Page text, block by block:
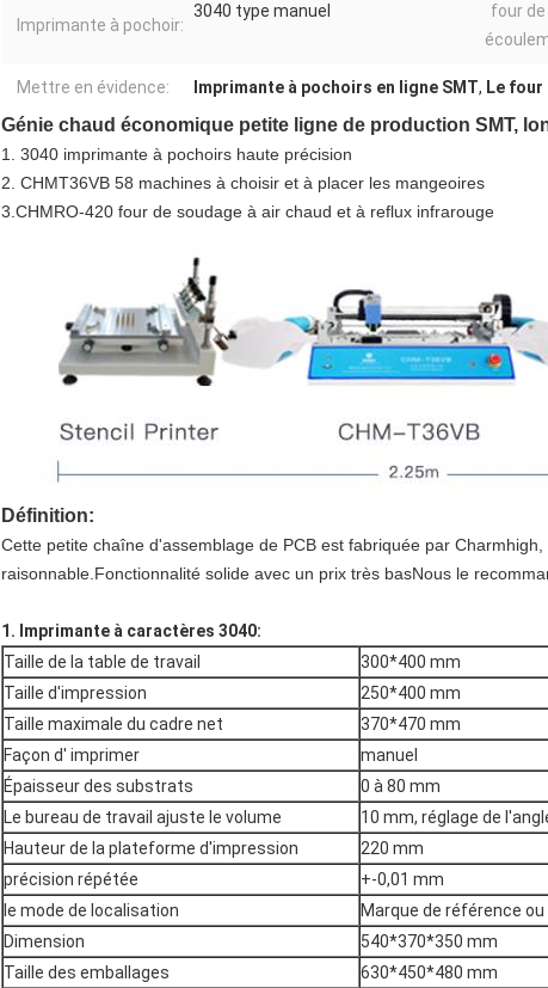
Imprimante à pochoir:
3040 type manuel
four de
Mettre en évidence: Imprimante à pochoirs en ligne SMT, Le
Génie chaud économique petite ligne de production SMT,
1. 3040 imprimante à pochoirs haute précision
2. CHMT36VB 58 machines à choisir et à placer les mangeoires
3.CHMRO-420 four de soudage à air chaud et à reflux infrarouge
Définition:
Cette petite chaîne d'assemblage de PCB est fabriquée par
raisonnable.Fonctionnalité solide avec un prix très basNous le
1. Imprimante à caractères 3040:
Taille de la table de travail
300*400 mm
Taille d'impression
250*400 mm
Taille maximale du cadre net
370*470 mm
Façon d' imprimer
manuel
Épaisseur des substrats
0 à 80 mm
Le bureau de travail ajuste le volume
10 mm, réglage de
Hauteur de la plateforme d'impression
220 mm
précision répétée
+-0,01 mm
le mode de localisation
Marque de référence
Dimension
540*370*350 mm
Taille des emballages
630*450*480 mm